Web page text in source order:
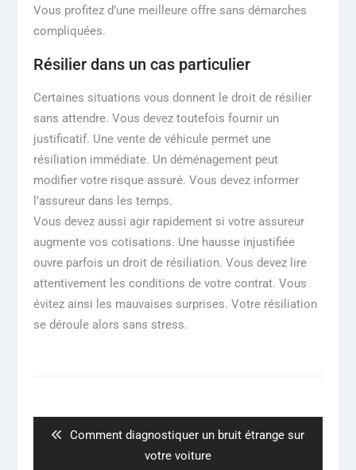
Vous profitez d’une meilleure offre sans démarches
compliquées.
Résilier dans un cas particulier
Certaines situations vous donnent le droit de résilier
sans attendre. Vous devez toutefois fournir un
justificatif. Une vente de véhicule permet une
résiliation immédiate. Un déménagement peut
modifier votre risque assuré. Vous devez informer
l’assureur dans les temps.
Vous devez aussi agir rapidement si votre assureur
augmente vos cotisations. Une hausse injustifiée
ouvre parfois un droit de résiliation. Vous devez lire
attentivement les conditions de votre contrat. Vous
évitez ainsi les mauvaises surprises. Votre résiliation
se déroule alors sans stress.
l’articlePrevious
Comment diagnostiquer un bruit étrange sur
votre voiture